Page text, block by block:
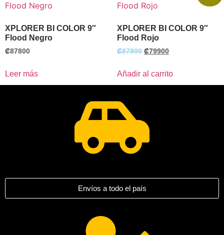
XPLORER BI COLOR 9″
Flood Negro
₡87800
Leer más
XPLORER BI COLOR 9″
Flood Rojo
₡87800 ₡79900
Añadir al carrito
Envíos a todo el país